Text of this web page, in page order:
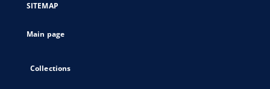
new
SITEMAP
Main page
Collections